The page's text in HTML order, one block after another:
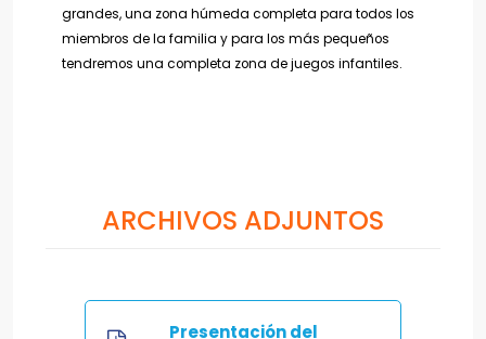
grandes, una zona húmeda completa para todos los
miembros de la familia y para los más pequeños
tendremos una completa zona de juegos infantiles.
ARCHIVOS ADJUNTOS
Presentación del